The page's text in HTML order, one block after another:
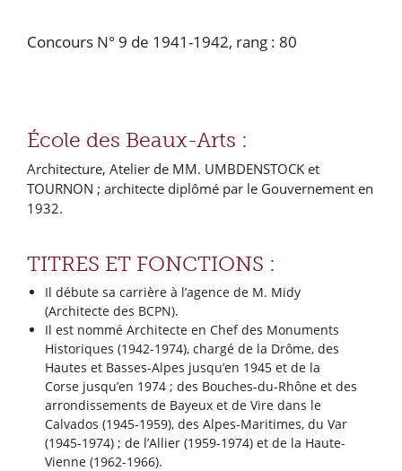
Concours N° 9 de 1941-1942, rang : 80
École des Beaux-Arts :
Architecture, Atelier de MM. UMBDENSTOCK et
TOURNON ; architecte diplômé par le Gouvernement en
1932.
TITRES ET FONCTIONS :
Il débute sa carrière à l’agence de M. Midy
(Architecte des BCPN).
Il est nommé Architecte en Chef des Monuments
Historiques (1942-1974), chargé de la Drôme, des
Hautes et Basses-Alpes jusqu’en 1945 et de la
Corse jusqu’en 1974 ; des Bouches-du-Rhône et des
arrondissements de Bayeux et de Vire dans le
Calvados (1945-1959), des Alpes-Maritimes, du Var
(1945-1974) ; de l’Allier (1959-1974) et de la Haute-
Vienne (1962-1966).